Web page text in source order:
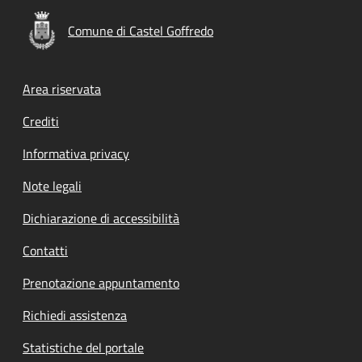
Comune di Castel Goffredo
Footer menu
Area riservata
Crediti
Informativa privacy
Note legali
Dichiarazione di accessibilità
Contatti
Prenotazione appuntamento
Richiedi assistenza
Statistiche del portale